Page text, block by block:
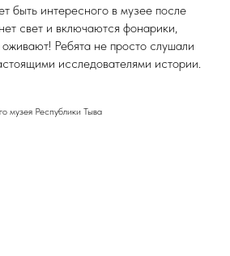
быть интересного в музее после
свет и включаются фонарики,
Ребята не просто слушали
исследователями истории.
музея Республики Тыва